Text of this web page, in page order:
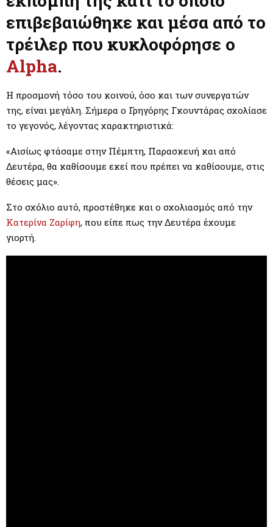
E
N
U
επιβεβαιώθηκε και μέσα από το
τρέιλερ που κυκλοφόρησε ο
Alpha.
H προσμονή τόσο του κοινού, όσο και των συνεργατών
της, είναι μεγάλη. Σήμερα ο Γρηγόρης Γκουντάρας σχολίασε
το γεγονός, λέγοντας χαρακτηριστικά:
«Αισίως φτάσαμε στην Πέμπτη, Παρασκευή και από
Δευτέρα, θα καθίσουμε εκεί που πρέπει να καθίσουμε, στις
θέσεις μας».
Στο σχόλιο αυτό, προστέθηκε και ο σχολιασμός από την
Κατερίνα Ζαρίφη, που είπε πως την Δευτέρα έχουμε
γιορτή.